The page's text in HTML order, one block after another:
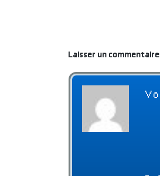
Laisser un commentaire